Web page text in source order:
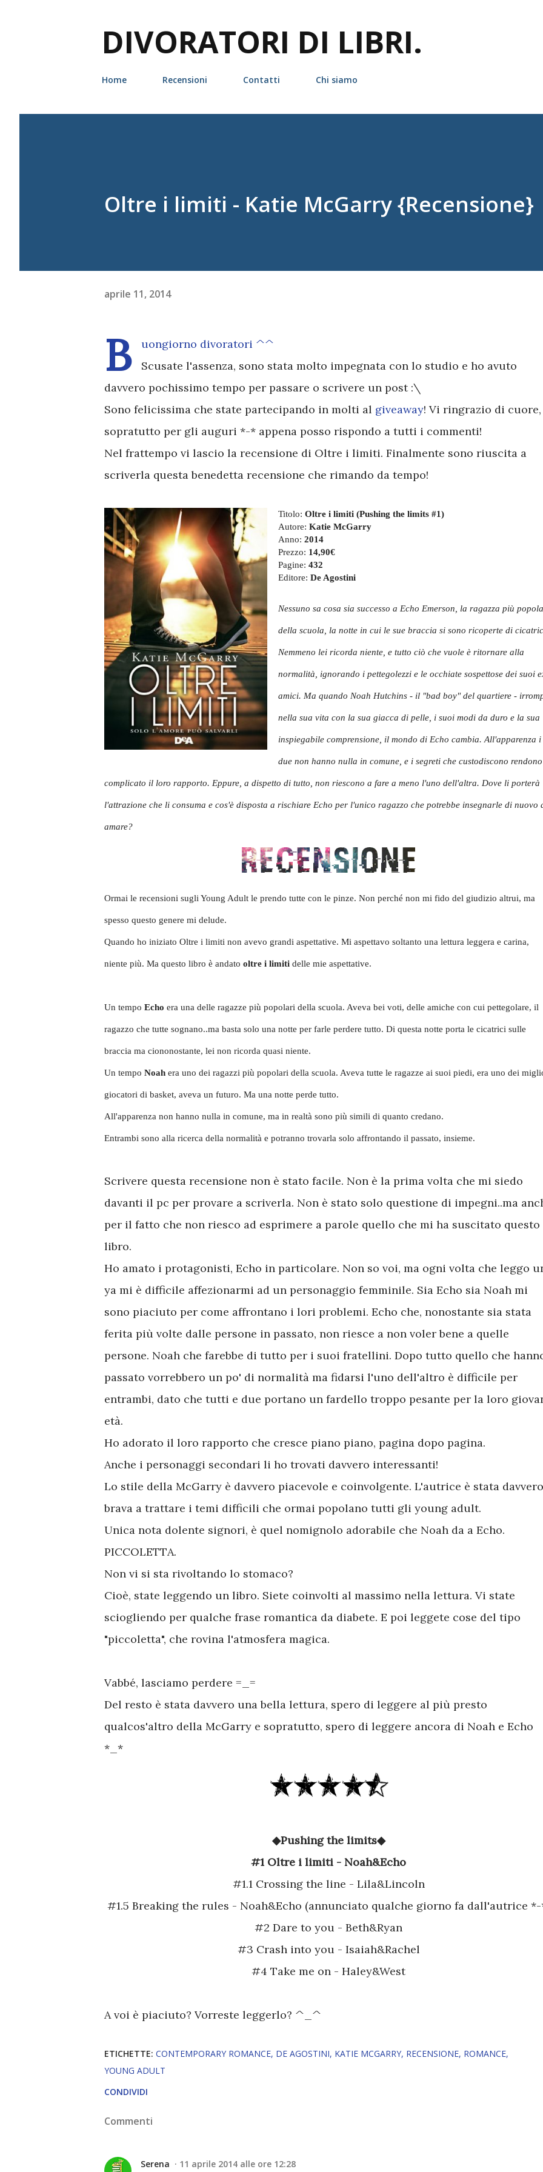
DIVORATORI DI LIBRI.
Home Recensioni Contatti Chi siamo
Oltre i limiti - Katie McGarry {Recensione}
aprile 11, 2014
B
uongiorno divoratori ^^
Scusate l'assenza, sono stata molto impegnata con lo studio e ho avuto
davvero pochissimo tempo per passare o scrivere un post :\
Sono felicissima che state partecipando in molti al giveaway! Vi ringrazio di cuore,
sopratutto per gli auguri *-* appena posso rispondo a tutti i commenti!
Nel frattempo vi lascio la recensione di Oltre i limiti. Finalmente sono riuscita a
scriverla questa benedetta recensione che rimando da tempo!
Titolo: Oltre i limiti (Pushing the limits #1)
Autore: Katie McGarry
Anno: 2014
Prezzo: 14,90€
Pagine: 432
Editore: De Agostini
Nessuno sa cosa sia successo a Echo Emerson, la ragazza più
della scuola, la notte in cui le sue braccia si sono ricoperte di
Nemmeno lei ricorda niente, e tutto ciò che vuole è ritornare alla
normalità, ignorando i pettegolezzi e le occhiate sospettose dei suoi
amici. Ma quando Noah Hutchins - il "bad boy" del quartiere -
nella sua vita con la sua giacca di pelle, i suoi modi da duro e la sua
inspiegabile comprensione, il mondo di Echo cambia. All'apparenza i
due non hanno nulla in comune, e i segreti che custodiscono rendono
complicato il loro rapporto. Eppure, a dispetto di tutto, non riescono a fare a meno l'uno dell'altra. Dove li porterà
l'attrazione che li consuma e cos'è disposta a rischiare Echo per l'unico ragazzo che potrebbe insegnarle di nuovo
amare?
Ormai le recensioni sugli Young Adult le prendo tutte con le pinze. Non perché non mi fido del giudizio altrui, ma
spesso questo genere mi delude.
Quando ho iniziato Oltre i limiti non avevo grandi aspettative. Mi aspettavo soltanto una lettura leggera e carina,
niente più. Ma questo libro è andato oltre i limiti delle mie aspettative.
Un tempo Echo era una delle ragazze più popolari della scuola. Aveva bei voti, delle amiche con cui pettegolare, il
ragazzo che tutte sognano..ma basta solo una notte per farle perdere tutto. Di questa notte porta le cicatrici sulle
braccia ma ciononostante, lei non ricorda quasi niente.
Un tempo Noah era uno dei ragazzi più popolari della scuola. Aveva tutte le ragazze ai suoi piedi, era uno dei
giocatori di basket, aveva un futuro. Ma una notte perde tutto.
All'apparenza non hanno nulla in comune, ma in realtà sono più simili di quanto credano.
Entrambi sono alla ricerca della normalità e potranno trovarla solo affrontando il passato, insieme.
Scrivere questa recensione non è stato facile. Non è la prima volta che mi siedo
davanti il pc per provare a scriverla. Non è stato solo questione di impegni..ma
per il fatto che non riesco ad esprimere a parole quello che mi ha suscitato questo
libro.
Ho amato i protagonisti, Echo in particolare. Non so voi, ma ogni volta che leggo
ya mi è difficile affezionarmi ad un personaggio femminile. Sia Echo sia Noah mi
sono piaciuto per come affrontano i lori problemi. Echo che, nonostante sia stata
ferita più volte dalle persone in passato, non riesce a non voler bene a quelle
persone. Noah che farebbe di tutto per i suoi fratellini. Dopo tutto quello che
passato vorrebbero un po' di normalità ma fidarsi l'uno dell'altro è difficile per
entrambi, dato che tutti e due portano un fardello troppo pesante per la loro
età.
Ho adorato il loro rapporto che cresce piano piano, pagina dopo pagina.
Anche i personaggi secondari li ho trovati davvero interessanti!
Lo stile della McGarry è davvero piacevole e coinvolgente. L'autrice è stata davvero
brava a trattare i temi difficili che ormai popolano tutti gli young adult.
Unica nota dolente signori, è quel nomignolo adorabile che Noah da a Echo.
PICCOLETTA.
Non vi si sta rivoltando lo stomaco?
Cioè, state leggendo un libro. Siete coinvolti al massimo nella lettura. Vi state
sciogliendo per qualche frase romantica da diabete. E poi leggete cose del tipo
"piccoletta", che rovina l'atmosfera magica.
Vabbé, lasciamo perdere =_=
Del resto è stata davvero una bella lettura, spero di leggere al più presto
qualcos'altro della McGarry e sopratutto, spero di leggere ancora di Noah e Echo
*_*
◆Pushing the limits◆
#1 Oltre i limiti - Noah&Echo
#1.1 Crossing the line - Lila&Lincoln
#1.5 Breaking the rules - Noah&Echo (annunciato qualche giorno fa dall'autrice
#2 Dare to you - Beth&Ryan
#3 Crash into you - Isaiah&Rachel
#4 Take me on - Haley&West
A voi è piaciuto? Vorreste leggerlo? ^_^
ETICHETTE: CONTEMPORARY ROMANCE DE AGOSTINI KATIE MCGARRY RECENSIONE ROMANCE
YOUNG ADULT
CONDIVIDI
Commenti
Serena 11 aprile 2014 alle ore 12:28